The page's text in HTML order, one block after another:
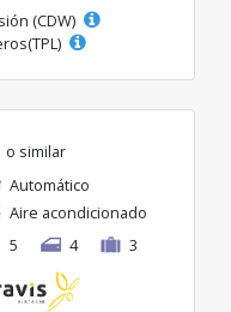
(CDW)
o similar
Automático
Aire acondicionado
5
4 3